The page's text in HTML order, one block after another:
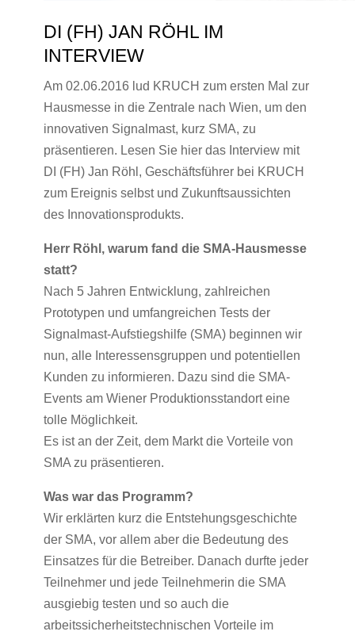
DI (FH) JAN RÖHL IM
INTERVIEW
Am 02.06.2016 lud KRUCH zum ersten Mal zur
Hausmesse in die Zentrale nach Wien, um den
innovativen Signalmast, kurz SMA, zu
präsentieren. Lesen Sie hier das Interview mit
DI (FH) Jan Röhl, Geschäftsführer bei KRUCH
zum Ereignis selbst und Zukunftsaussichten
des Innovationsprodukts.
Herr Röhl, warum fand die SMA-Hausmesse
statt?
Nach 5 Jahren Entwicklung, zahlreichen
Prototypen und umfangreichen Tests der
Signalmast-Aufstiegshilfe (SMA) beginnen wir
nun, alle Interessensgruppen und potentiellen
Kunden zu informieren. Dazu sind die SMA-
Events am Wiener Produktionsstandort eine
tolle Möglichkeit.
Es ist an der Zeit, dem Markt die Vorteile von
SMA zu präsentieren.
Was war das Programm?
Wir erklärten kurz die Entstehungsgeschichte
der SMA, vor allem aber die Bedeutung des
Einsatzes für die Betreiber. Danach durfte jeder
Teilnehmer und jede Teilnehmerin die SMA
ausgiebig testen und so auch die
arbeitssicherheitstechnischen Vorteile im